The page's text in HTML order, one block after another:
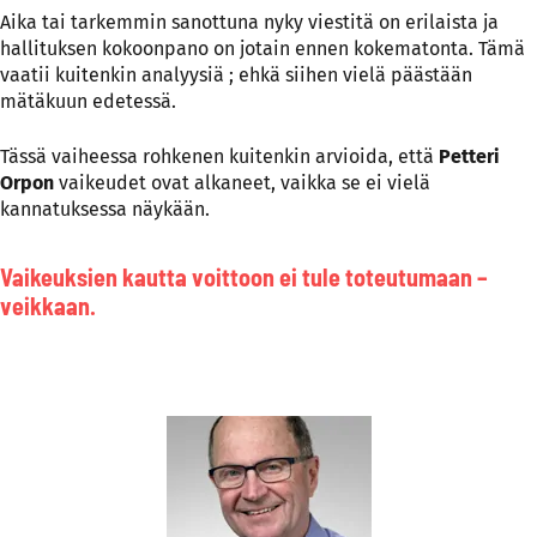
Aika tai tarkemmin sanottuna nyky viestitä on erilaista ja
hallituksen kokoonpano on jotain ennen kokematonta. Tämä
vaatii kuitenkin analyysiä ; ehkä siihen vielä päästään
mätäkuun edetessä.
Tässä vaiheessa rohkenen kuitenkin arvioida, että Petteri
Orpon vaikeudet ovat alkaneet, vaikka se ei vielä
kannatuksessa näykään.
Vaikeuksien kautta voittoon ei tule toteutumaan –
veikkaan.